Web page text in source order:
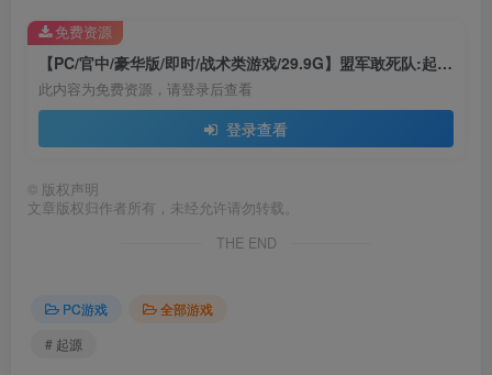
【PC/官中/豪华版/即时/战术类游戏/29.9G】盟军敢死队:起源 STEAM官方豪华中文版+即时战术类游戏+29.9G
此内容为免费资源，请登录后查看
登录查看
免费资源
© 版权声明
文章版权归作者所有，未经允许请勿转载。
THE END
PC游戏
全部游戏
# 起源